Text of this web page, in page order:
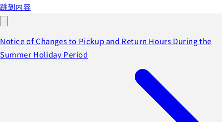
跳到内容
Notice of Changes to Pickup and Return Hours During the
Summer Holiday Period